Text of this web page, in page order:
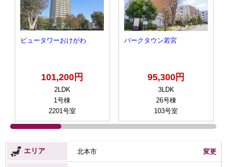
ビュータワーおけがわ
101,200円
2LDK
1号棟
2201号室
パークタウン若宮
95,300円
3LDK
26号棟
103号室
エリア 北本市 変更